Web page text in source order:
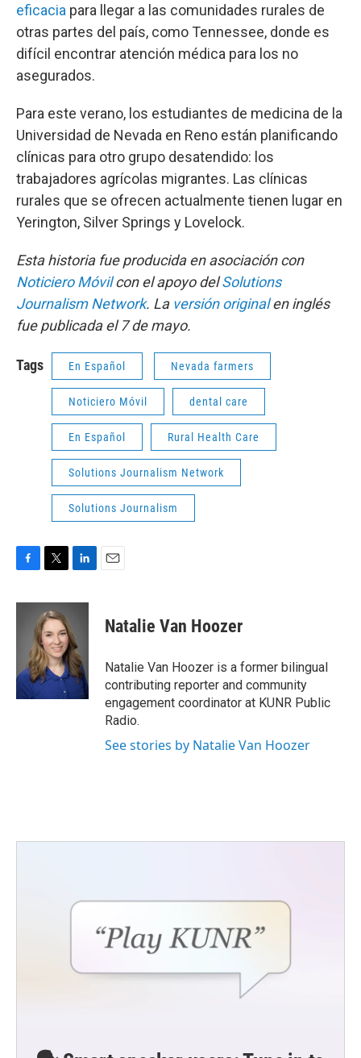
eficacia para llegar a las comunidades rurales de
otras partes del país, como Tennessee, donde es
difícil encontrar atención médica para los no
asegurados.
Para este verano, los estudiantes de medicina de la
Universidad de Nevada en Reno están planificando
clínicas para otro grupo desatendido: los
trabajadores agrícolas migrantes. Las clínicas
rurales que se ofrecen actualmente tienen lugar en
Yerington, Silver Springs y Lovelock.
Esta historia fue producida en asociación con
Noticiero Móvilcon el apoyo delSolutions
Journalism Network. La versión originalen inglés
fue publicada el 7 de mayo.
Tags En Español Nevada farmers
Noticiero Móvil dental care
En Español Rural Health Care
Solutions Journalism Network
Solutions Journalism
c
k
i
t
t
e
r
n
e
d
I
n
Natalie Van Hoozer
Natalie Van Hoozer is a former bilingual
contributing reporter and community
engagement coordinator at KUNR Public
Radio.
See stories by Natalie Van Hoozer